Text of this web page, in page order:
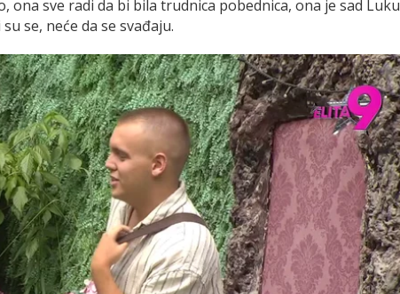
ona sve radi da bi bila trudnica pobednica, ona je sad Luku
se, neće da se svađaju.